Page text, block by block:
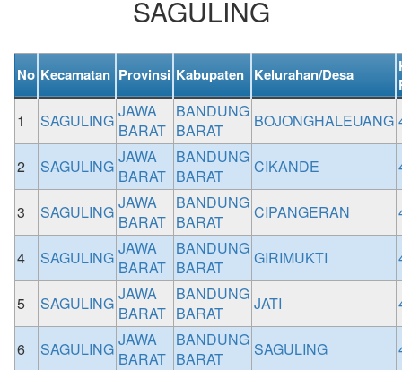
SAGULING
No Kecamatan Provinsi Kabupaten Kelurahan/Desa
1 SAGULING JAWA
BARAT
BANDUNG
BARAT
BOJONGHALEUANG
2 SAGULING JAWA
BARAT
BANDUNG
BARAT
CIKANDE
3 SAGULING JAWA
BARAT
BANDUNG
BARAT
CIPANGERAN
4 SAGULING JAWA
BARAT
BANDUNG
BARAT
GIRIMUKTI
5 SAGULING JAWA
BARAT
BANDUNG
BARAT
JATI
6 SAGULING JAWA
BARAT
BANDUNG
BARAT
SAGULING